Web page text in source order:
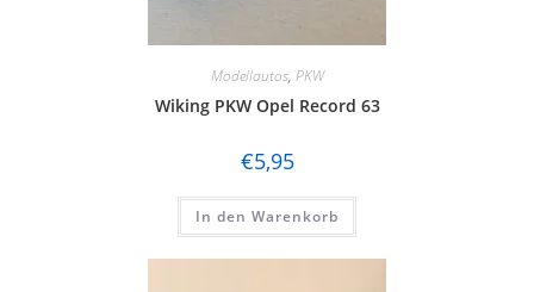
Modellautos, PKW
Wiking PKW Opel Record 63
€5,95
In den Warenkorb